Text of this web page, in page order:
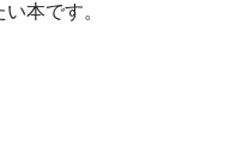
本です。